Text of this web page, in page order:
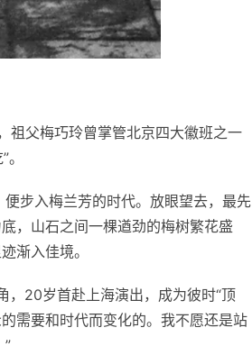
祖父梅巧玲曾掌管北京四大徽班之一
步入梅兰芳的时代。放眼望去，最先
，山石之间一棵遒劲的梅树繁花盛
渐入佳境。
，20岁首赴上海演出，成为彼时“顶
需要和时代而变化的。我不愿还是站